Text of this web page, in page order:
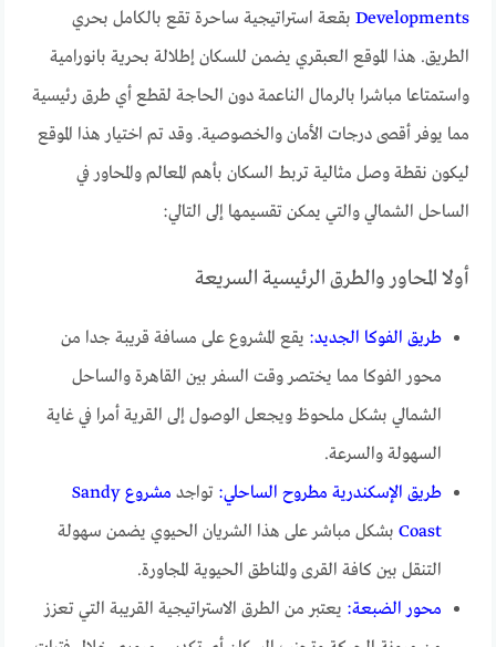
Developments بقعة استراتيجية ساحرة تقع بالكامل بحري
الطريق. هذا الموقع العبقري يضمن للسكان إطلالة بحرية بانورامية
واستمتاعا مباشرا بالرمال الناعمة دون الحاجة لقطع أي طرق رئيسية
مما يوفر أقصى درجات الأمان والخصوصية. وقد تم اختيار هذا الموقع
ليكون نقطة وصل مثالية تربط السكان بأهم المعالم والمحاور في
الساحل الشمالي والتي يمكن تقسيمها إلى التالي:
أولا المحاور والطرق الرئيسية السريعة
طريق الفوكا الجديد: يقع المشروع على مسافة قريبة جدا من
محور الفوكا مما يختصر وقت السفر بين القاهرة والساحل
الشمالي بشكل ملحوظ ويجعل الوصول إلى القرية أمرا في غاية
السهولة والسرعة.
طريق الإسكندرية مطروح الساحلي: تواجد
مشروع Sandy
Coast بشكل مباشر على هذا الشريان الحيوي يضمن سهولة
التنقل بين كافة القرى والمناطق الحيوية المجاورة.
محور الضبعة: يعتبر من الطرق الاستراتيجية القريبة التي تعزز